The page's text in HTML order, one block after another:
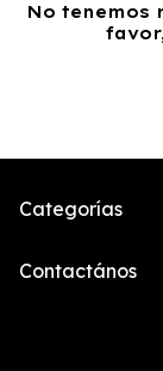
No tenemos
Categorías
Contactános